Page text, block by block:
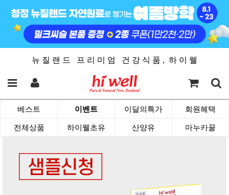
뉴 질 랜 드 프 리 미 엄 건 강 식 품 , 하 이 웰
베스트 이벤트 이달의특가 회원혜택
전체상품 하이웰초유 산양유 마누카꿀